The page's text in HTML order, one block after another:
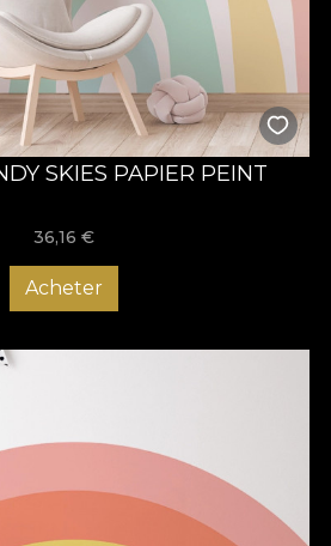
SKIES PAPIER PEINT
36,16 €
Acheter